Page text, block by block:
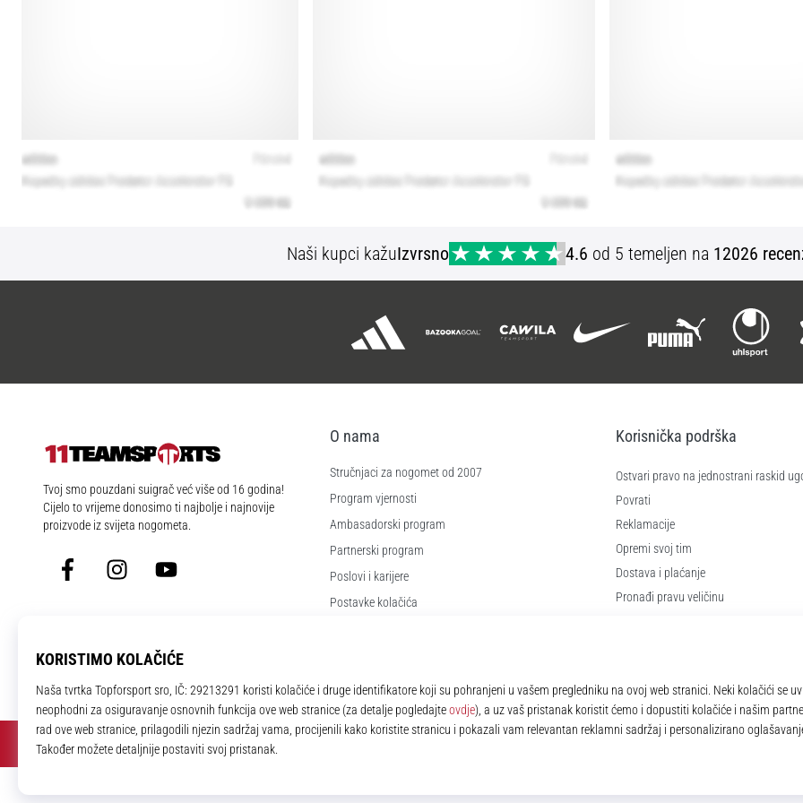
Naši kupci kažuIzvrsno 4.6 od 5 temeljen na 12026
11teamsports.hr
Tvoj smo pouzdani suigrač već više od 16 godina!
Cijelo to vrijeme donosimo ti najbolje i najnovije
proizvode iz svijeta nogometa.
FacebookInstagramYouTube
O nama
Stručnjaci za nogomet od 2007
Program vjernosti
Ambasadorski program
Partnerski program
Poslovi i karijere
Postavke kolačića
Korisnička podrška
Ostvari pravo na jednostrani raskid
Povrati
Reklamacije
Opremi svoj tim
Dostava i plaćanje
Pronađi pravu veličinu